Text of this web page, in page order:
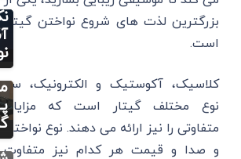
بزرگترین لذت های شروع نواختن گیتار
است.
کلاسیک، آکوستیک و الکترونیک، سه
نوع مختلف گیتار است که مزایای
متفاوتی را نیز ارائه می دهند. نوع نواختن
و صدا و قیمت هر کدام نیز متفاوت